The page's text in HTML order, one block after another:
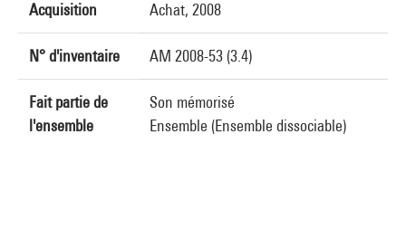
Acquisition Achat, 2008
N° d'inventaire AM 2008-53 (3.4)
Fait partie de
l'ensemble
Son mémorisé
Ensemble (Ensemble dissociable)